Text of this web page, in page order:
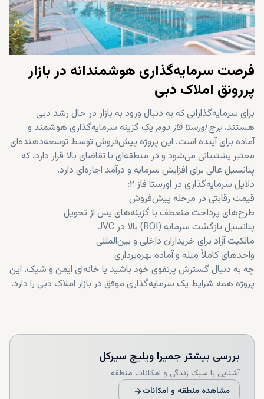
فرصت سرمایه‌گذاری هوشمندانه در بازار
پررونق املاک دبی
برای سرمایه‌گذارانی که به دنبال ورود به بازار در حال رشد دبی
هستند، برج اورستا فاز دوم یک گزینه سرمایه‌گذاری هوشمند و
آماده برای آینده است. این پروژه پیش‌فروش توسط توسعه‌دهنده‌ای
معتبر پشتیبانی می‌شود و در منطقه‌ای با تقاضای بالا قرار دارد، که
پتانسیل عالی برای افزایش سرمایه و درآمد اجاره‌ای دارد.
دلایل سرمایه‌گذاری در اورستا فاز ۲:
قیمت رقابتی در مرحله پیش‌فروش
طرح‌های پرداخت منعطف با گزینه‌های پس از تحویل
پتانسیل بازگشت سرمایه (ROI) بالا در JVC
مالکیت آزاد برای خریداران داخلی و بین‌المللی
واحدهای کاملاً مبله و آماده بهره‌برداری
چه به دنبال گسترش پرتفوی خود باشید یا خانه‌ای ایمن و شیک، این
پروژه همه شرایط یک سرمایه‌گذاری موفق در بازار املاک دبی را دارد.
بررسی بیشترجمیرا ویلیج سيرکل
آشنایی با سبک زندگی و امکانات منطقه
مشاهده منطقه و امکانات